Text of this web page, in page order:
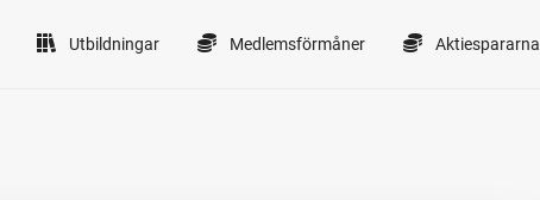
Utbildningar Medlemsförmåner Aktiespararna